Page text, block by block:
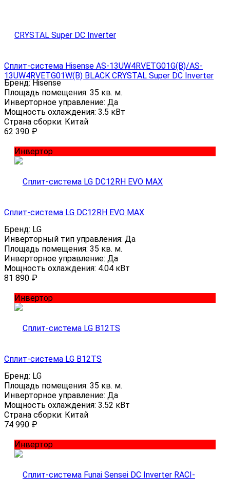
Сплит-система Hisense AS-13UW4RVETG01G(B)/AS-
13UW4RVETG01W(B) BLACK CRYSTAL Super DC Inverter
Бренд: Hisense
Площадь помещения: 35 кв. м.
Инверторное управление: Да
Мощность охлаждения: 3.5 кВт
Страна сборки: Китай
62 390 ₽
Инвертор
Сплит-система LG DC12RH EVO MAX
Бренд: LG
Инверторный тип управления: Да
Площадь помещения: 35 кв. м.
Инверторное управление: Да
Мощность охлаждения: 4.04 кВт
81 890 ₽
Инвертор
Сплит-система LG B12TS
Бренд: LG
Площадь помещения: 35 кв. м.
Инверторное управление: Да
Мощность охлаждения: 3.52 кВт
Страна сборки: Китай
74 990 ₽
Инвертор